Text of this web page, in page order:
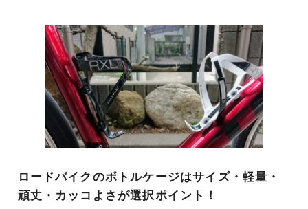
ロードバイクのボトルケージはサイズ・軽量・
頑丈・カッコよさが選択ポイント！